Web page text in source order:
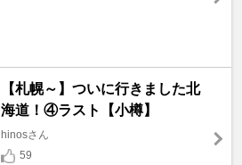
【札幌～】ついに行きました北
海道！④ラスト【小樽】
hinosさん
59